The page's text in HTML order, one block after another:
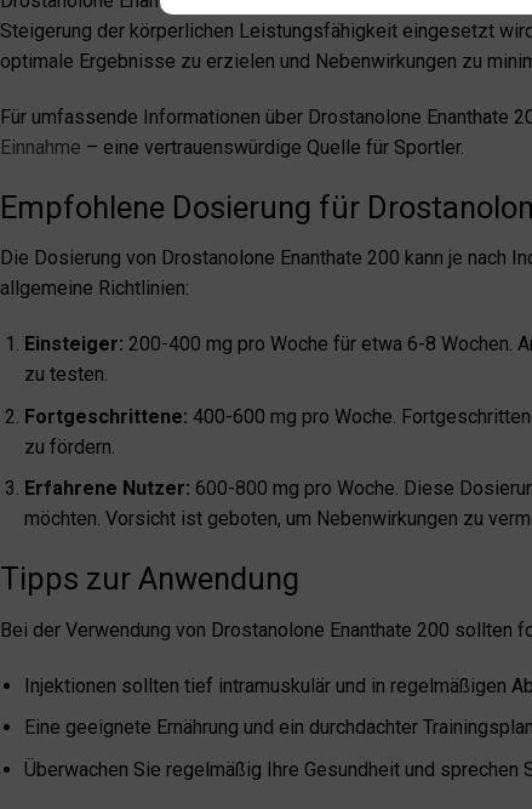
Steigerung der körperlichen Leistungsfähigkeit eingesetzt
optimale Ergebnisse zu erzielen und Nebenwirkungen zu
Für umfassende Informationen über Drostanolone Enanthate
Einnahme – eine vertrauenswürdige Quelle für Sportler.
Empfohlene Dosierung für
Die Dosierung von Drostanolone Enanthate 200 kann je nach
allgemeine Richtlinien:
Einsteiger: 200-400 mg pro Woche für etwa 6-8 Wochen.
zu testen.
Fortgeschrittene: 400-600 mg pro Woche.
zu fördern.
Erfahrene Nutzer: 600-800 mg pro Woche. Diese
möchten. Vorsicht ist geboten, um Nebenwirkungen zu
Tipps zur Anwendung
Bei der Verwendung von Drostanolone Enanthate 200 sollten
Injektionen sollten tief intramuskulär und in regelmäßigen
Eine geeignete Ernährung und ein durchdachter
Überwachen Sie regelmäßig Ihre Gesundheit und